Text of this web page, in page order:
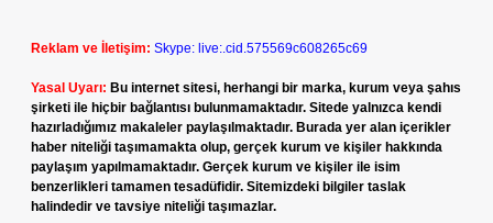
Reklam ve İletişim: Skype: live:.cid.575569c608265c69
Yasal Uyarı: Bu internet sitesi, herhangi bir marka, kurum veya şahıs
şirketi ile hiçbir bağlantısı bulunmamaktadır. Sitede yalnızca kendi
hazırladığımız makaleler paylaşılmaktadır. Burada yer alan içerikler
haber niteliği taşımamakta olup, gerçek kurum ve kişiler hakkında
paylaşım yapılmamaktadır. Gerçek kurum ve kişiler ile isim
benzerlikleri tamamen tesadüfidir. Sitemizdeki bilgiler taslak
halindedir ve tavsiye niteliği taşımazlar.